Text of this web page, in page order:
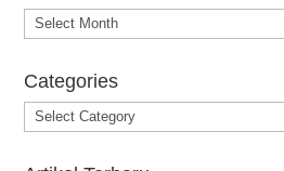
Archives
Categories
Categories